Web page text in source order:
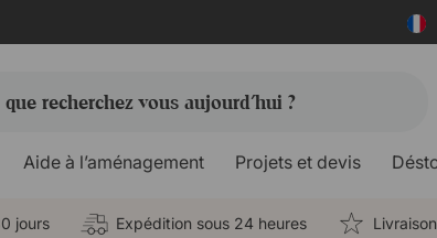
Aide à l’aménagement Projets et devis
jours Expédition sous 24 heures